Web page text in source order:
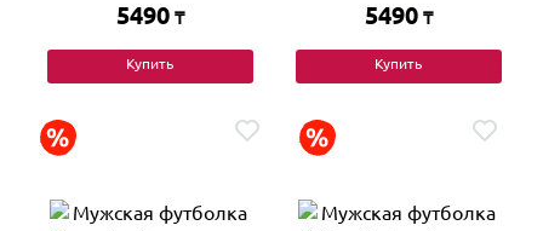
5490 ₸
Купить
5490 ₸
Купить